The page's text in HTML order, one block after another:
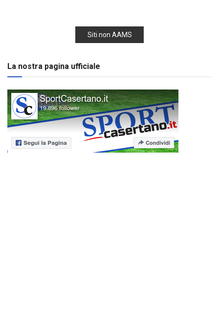
Siti non AAMS
La nostra pagina ufficiale